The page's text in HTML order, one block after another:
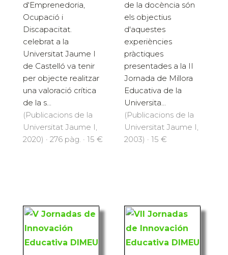
d'Emprenedoria,
Ocupació i
Discapacitat.
celebrat a la
Universitat Jaume I
de Castelló va tenir
per objecte realitzar
una valoració crítica
de la s...
(Publicacions de la
Universitat Jaume I,
2020) · 276 pàg. · 15 €
de la docència són
els objectius
d'aquestes
experiències
pràctiques
presentades a la II
Jornada de Millora
Educativa de la
Universita...
(Publicacions de la
Universitat Jaume I,
2003) · 15 €